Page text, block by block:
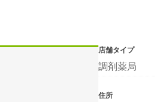
店舗タイプ
調剤薬局
住所